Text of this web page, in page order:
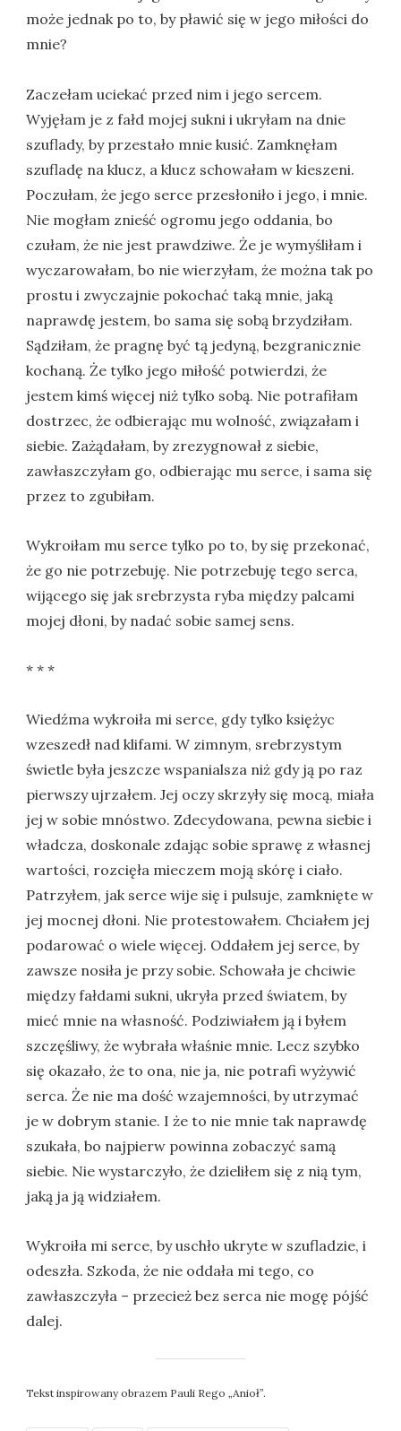
może jednak po to, by pławić się w jego miłości do
mnie?
Zaczełam uciekać przed nim i jego sercem.
Wyjęłam je z fałd mojej sukni i ukryłam na dnie
szuflady, by przestało mnie kusić. Zamknęłam
szufladę na klucz, a klucz schowałam w kieszeni.
Poczułam, że jego serce przesłoniło i jego, i mnie.
Nie mogłam znieść ogromu jego oddania, bo
czułam, że nie jest prawdziwe. Że je wymyśliłam i
wyczarowałam, bo nie wierzyłam, że można tak po
prostu i zwyczajnie pokochać taką mnie, jaką
naprawdę jestem, bo sama się sobą brzydziłam.
Sądziłam, że pragnę być tą jedyną, bezgranicznie
kochaną. Że tylko jego miłość potwierdzi, że
jestem kimś więcej niż tylko sobą. Nie potrafiłam
dostrzec, że odbierając mu wolność, związałam i
siebie. Zażądałam, by zrezygnował z siebie,
zawłaszczyłam go, odbierając mu serce, i sama się
przez to zgubiłam.
Wykroiłam mu serce tylko po to, by się przekonać,
że go nie potrzebuję. Nie potrzebuję tego serca,
wijącego się jak srebrzysta ryba między palcami
mojej dłoni, by nadać sobie samej sens.
* * *
Wiedźma wykroiła mi serce, gdy tylko księżyc
wzeszedł nad klifami. W zimnym, srebrzystym
świetle była jeszcze wspanialsza niż gdy ją po raz
pierwszy ujrzałem. Jej oczy skrzyły się mocą, miała
jej w sobie mnóstwo. Zdecydowana, pewna siebie i
władcza, doskonale zdając sobie sprawę z własnej
wartości, rozcięła mieczem moją skórę i ciało.
Patrzyłem, jak serce wije się i pulsuje, zamknięte w
jej mocnej dłoni. Nie protestowałem. Chciałem jej
podarować o wiele więcej. Oddałem jej serce, by
zawsze nosiła je przy sobie. Schowała je chciwie
między fałdami sukni, ukryła przed światem, by
mieć mnie na własność. Podziwiałem ją i byłem
szczęśliwy, że wybrała właśnie mnie. Lecz szybko
się okazało, że to ona, nie ja, nie potrafi wyżywić
serca. Że nie ma dość wzajemności, by utrzymać
je w dobrym stanie. I że to nie mnie tak naprawdę
szukała, bo najpierw powinna zobaczyć samą
siebie. Nie wystarczyło, że dzieliłem się z nią tym,
jaką ja ją widziałem.
Wykroiła mi serce, by uschło ukryte w szufladzie, i
odeszła. Szkoda, że nie oddała mi tego, co
zawłaszczyła – przecież bez serca nie mogę pójść
dalej.
Tekst inspirowany obrazem Pauli Rego „Anioł”.